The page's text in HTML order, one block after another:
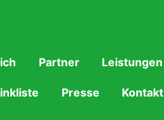
Partner Leistungen
Presse Kontakt